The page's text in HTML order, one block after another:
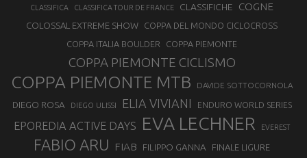
CLASSIFICA CLASSIFICA TOUR DE FRANCE CLASSIFICHE COGNE
COLOSSAL EXTREME SHOW
COPPA DEL MONDO CICLOCROSS
COPPA ITALIA BOULDER
COPPA PIEMONTE
COPPA PIEMONTE CICLISMO
COPPA PIEMONTE MTB DAVIDE SOTTOCORNOLA
DIEGO ROSA DIEGO ULISSI ELIA VIVIANI ENDURO WORLD SERIES
EPOREDIA ACTIVE DAYS EVA LECHNER EVEREST
FABIO ARU FIAB FILIPPO GANNA FINALE LIGURE